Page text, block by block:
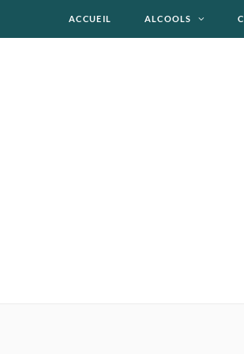
ACCUEIL ALCOOLS